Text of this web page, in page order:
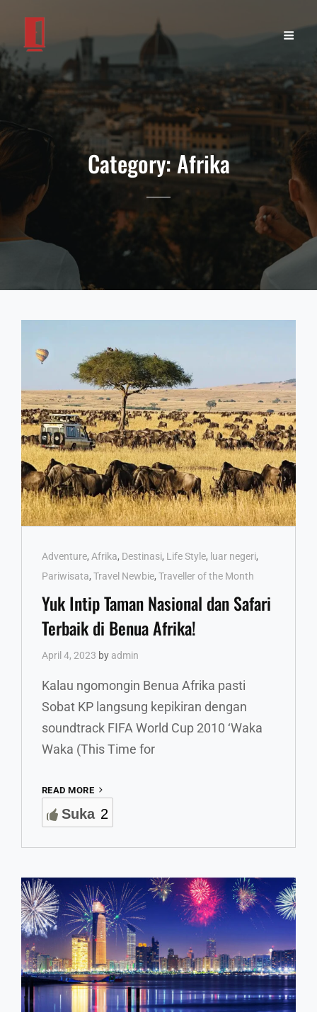
Category:Afrika
Cat
Links
Adventure, Afrika, Destinasi, Life Style, luar negeri,
Pariwisata, Travel Newbie, Traveller of the Month
Yuk Intip Taman Nasional dan Safari
Terbaik di Benua Afrika!
April 4, 2023 by admin
Kalau ngomongin Benua Afrika pasti
Sobat KP langsung kepikiran dengan
soundtrack FIFA World Cup 2010 ‘Waka
Waka (This Time for
READ MORE
TAMAN
DAN
TERBAIK
DI
BENUA
AFRIKA!
Suka 2